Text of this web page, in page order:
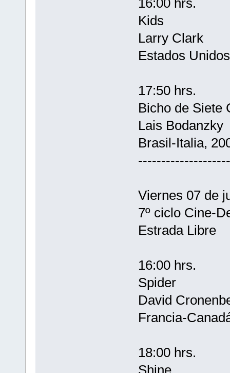
Kids
Larry Clark
Estados
17:50 hrs.
Bicho de Siete
Lais Bodanzky
Brasil-Italia,
Viernes 07 de
7º ciclo Cine-
Estrada Libre
16:00 hrs.
Spider
David
Francia-
18:00 hrs.
Shine